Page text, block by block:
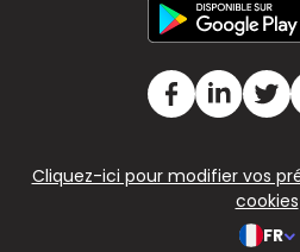
Cliquez-ici pour modifier vos
cookies
FR